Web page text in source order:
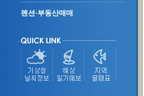
펜션·부동산매매